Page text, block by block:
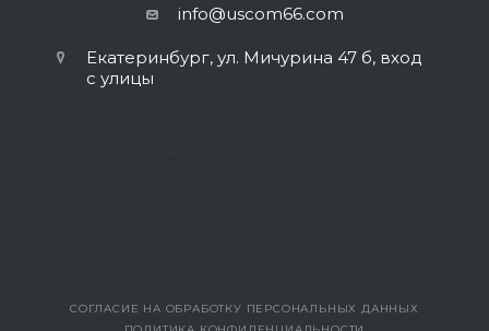
info@uscom66.com
Екатеринбург, ул. Мичурина 47 б, вход
с улицы
>
СОГЛАСИЕ НА ОБРАБОТКУ ПЕРСОНАЛЬНЫХ ДАННЫХ